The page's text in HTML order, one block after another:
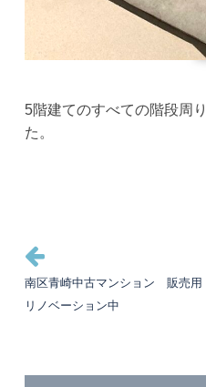
5階建てのすべての階段周
た。
投
稿
過
去
の
南区青崎中古マンション 販売用
リノベーション中